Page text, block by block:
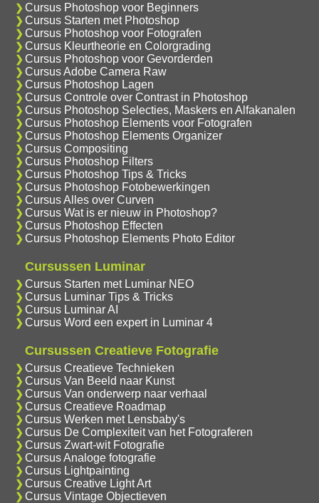
Cursus Photoshop voor Beginners
Cursus Starten met Photoshop
Cursus Photoshop voor Fotografen
Cursus Kleurtheorie en Colorgrading
Cursus Photoshop voor Gevorderden
Cursus Adobe Camera Raw
Cursus Photoshop Lagen
Cursus Controle over Contrast in Photoshop
Cursus Photoshop Selecties, Maskers en Alfakanalen
Cursus Photoshop Elements voor Fotografen
Cursus Photoshop Elements Organizer
Cursus Compositing
Cursus Photoshop Filters
Cursus Photoshop Tips & Tricks
Cursus Photoshop Fotobewerkingen
Cursus Alles over Curven
Cursus Wat is er nieuw in Photoshop?
Cursus Photoshop Effecten
Cursus Photoshop Elements Photo Editor
Cursussen Luminar
Cursus Starten met Luminar NEO
Cursus Luminar Tips & Tricks
Cursus Luminar AI
Cursus Word een expert in Luminar 4
Cursussen Creatieve Fotografie
Cursus Creatieve Technieken
Cursus Van Beeld naar Kunst
Cursus Van onderwerp naar verhaal
Cursus Creatieve Roadmap
Cursus Werken met Lensbaby's
Cursus De Complexiteit van het Fotograferen
Cursus Zwart-wit Fotografie
Cursus Analoge fotografie
Cursus Lightpainting
Cursus Creative Light Art
Cursus Vintage Objectieven